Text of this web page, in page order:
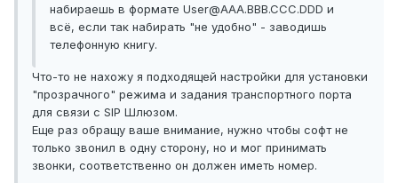
набираешь в формате User@AAA.BBB.CCC.DDD и
всё, если так набирать "не удобно" - заводишь
телефонную книгу.
Что-то не нахожу я подходящей настройки для установки
"прозрачного" режима и задания транспортного порта
для связи с SIP Шлюзом.
Еще раз обращу ваше внимание, нужно чтобы софт не
только звонил в одну сторону, но и мог принимать
звонки, соответственно он должен иметь номер.